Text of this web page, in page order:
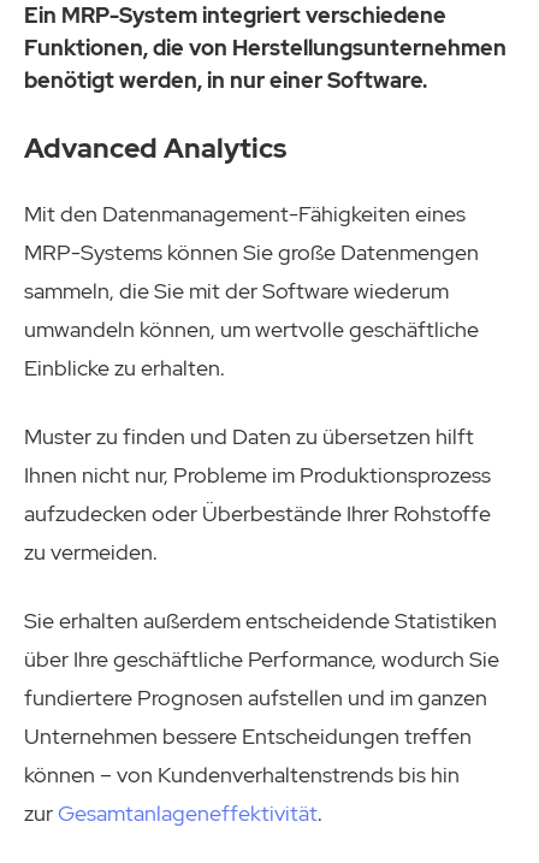
Ein MRP-System integriert verschiedene
Funktionen, die von Herstellungsunternehmen
benötigt werden, in nur einer Software.
Advanced Analytics
Mit den Datenmanagement-Fähigkeiten eines
MRP-Systems können Sie große Datenmengen
sammeln, die Sie mit der Software wiederum
umwandeln können, um wertvolle geschäftliche
Einblicke zu erhalten.
Muster zu finden und Daten zu übersetzen hilft
Ihnen nicht nur, Probleme im Produktionsprozess
aufzudecken oder Überbestände Ihrer Rohstoffe
zu vermeiden.
Sie erhalten außerdem entscheidende Statistiken
über Ihre geschäftliche Performance, wodurch Sie
fundiertere Prognosen aufstellen und im ganzen
Unternehmen bessere Entscheidungen treffen
können – von Kundenverhaltenstrends bis hin
zurGesamtanlageneffektivität.